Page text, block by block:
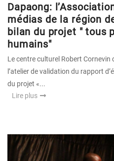
Dapaong:
médias de la région
bilan du projet " tous
humains"
Le centre culturel Robert Cornevin
l’atelier de validation du rapport
du projet «...
Lire plus